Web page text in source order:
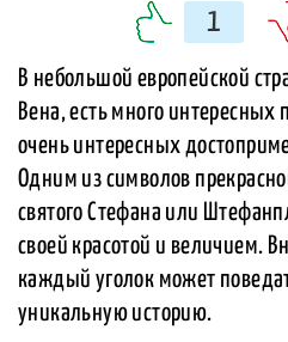
1
В небольшой европейской
Вена, есть много интересных
очень интересных
Одним из символов
святого Стефана или
своей красотой и величием.
каждый уголок может
уникальную историю.